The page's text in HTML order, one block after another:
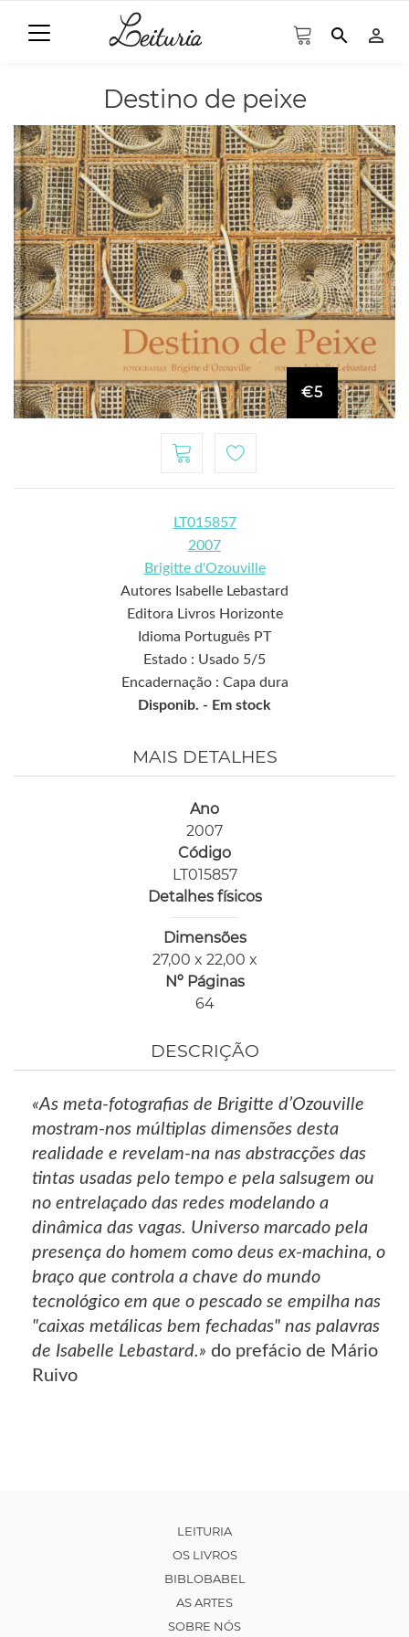
search person_outline
Destino de peixe
€5
LT015857
2007
Brigitte d'Ozouville
Autores Isabelle Lebastard
Editora Livros Horizonte
Idioma Português PT
Estado : Usado 5/5
Encadernação : Capa dura
Disponib. - Em stock
MAIS DETALHES
Ano
2007
Código
LT015857
Detalhes físicos
Dimensões
27,00 x 22,00 x
Nº Páginas
64
DESCRIÇÃO
«As meta-fotografias de Brigitte d’Ozouville
mostram-nos múltiplas dimensões desta
realidade e revelam-na nas abstracções das
tintas usadas pelo tempo e pela salsugem ou
no entrelaçado das redes modelando a
dinâmica das vagas. Universo marcado pela
presença do homem como deus ex-machina, o
braço que controla a chave do mundo
tecnológico em que o pescado se empilha nas
"caixas metálicas bem fechadas" nas palavras
de Isabelle Lebastard.» do prefácio de Mário
Ruivo
LEITURIA
OS LIVROS
BIBLOBABEL
AS ARTES
SOBRE NÓS